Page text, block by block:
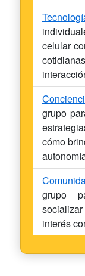
celular
grupo
cómo
grupo
interés